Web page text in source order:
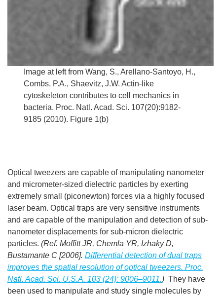
Image at left from Wang, S., Arellano-Santoyo, H.,
Combs, P.A., Shaevitz, J.W. Actin-like
cytoskeleton contributes to cell mechanics in
bacteria. Proc. Natl. Acad. Sci. 107(20):9182-
9185 (2010). Figure 1(b)
Optical tweezers are capable of manipulating nanometer
and micrometer-sized dielectric particles by exerting
extremely small (piconewton) forces via a highly focused
laser beam. Optical traps are very sensitive instruments
and are capable of the manipulation and detection of sub-
nanometer displacements for sub-micron dielectric
particles. (Ref. Moffitt JR, Chemla YR, Izhaky D,
Bustamante C [2006]. Differential detection of dual traps
improves the spatial resolution of optical tweezers. Proc.
Natl. Acad. Sci. U.S.A. 103 (24): 9006–9011.) They have
been used to manipulate and study single molecules by